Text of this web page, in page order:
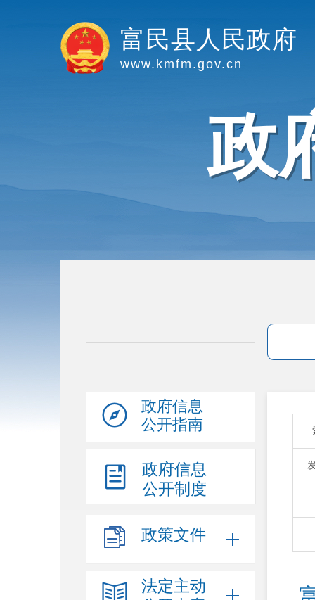
富民县人民政府
www.kmfm.gov.cn
政
政府信息
公开指南
政府信息
公开制度
政策文件
法定主动